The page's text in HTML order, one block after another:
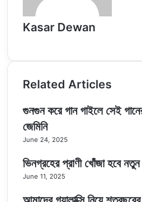
Kasar Dewan
Related Articles
গুনগুন করে গান গাইলে সেই
জেমিনি
June 24, 2025
ভিনগ্রহের প্রাণী খোঁজা হবে নতুন
June 11, 2025